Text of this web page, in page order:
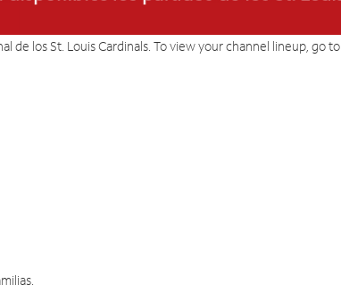
de los St. Louis Cardinals. To view your channel lineup, go to